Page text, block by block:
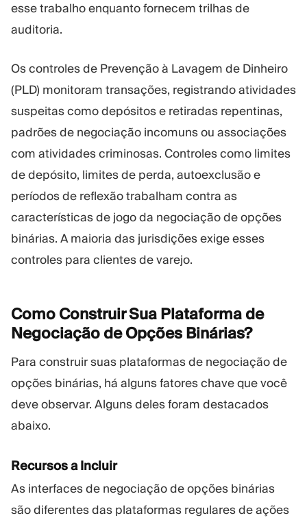
esse trabalho enquanto fornecem trilhas de
auditoria.
Os controles de Prevenção à Lavagem de Dinheiro
(PLD) monitoram transações, registrando atividades
suspeitas como depósitos e retiradas repentinas,
padrões de negociação incomuns ou associações
com atividades criminosas. Controles como limites
de depósito, limites de perda, autoexclusão e
períodos de reflexão trabalham contra as
características de jogo da negociação de opções
binárias. A maioria das jurisdições exige esses
controles para clientes de varejo.
Como Construir Sua Plataforma de
Negociação de Opções Binárias?
Para construir suas plataformas de negociação de
opções binárias, há alguns fatores chave que você
deve observar. Alguns deles foram destacados
abaixo.
Recursos a Incluir
As interfaces de negociação de opções binárias
são diferentes das plataformas regulares de ações